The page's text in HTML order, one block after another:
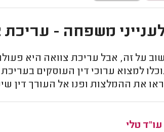
לענייני משפחה -
על זה, אבל עריכת צוואה היא
למצוא ערוכי דין העוסקים
את ההמלצות ופנו אל העורך דין
עו"ד טלי